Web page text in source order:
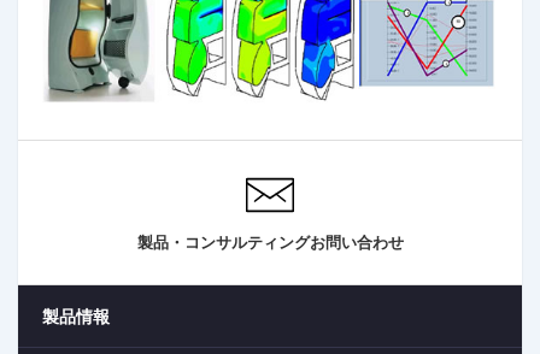
製品・コンサルティングお問い合わせ
製品情報